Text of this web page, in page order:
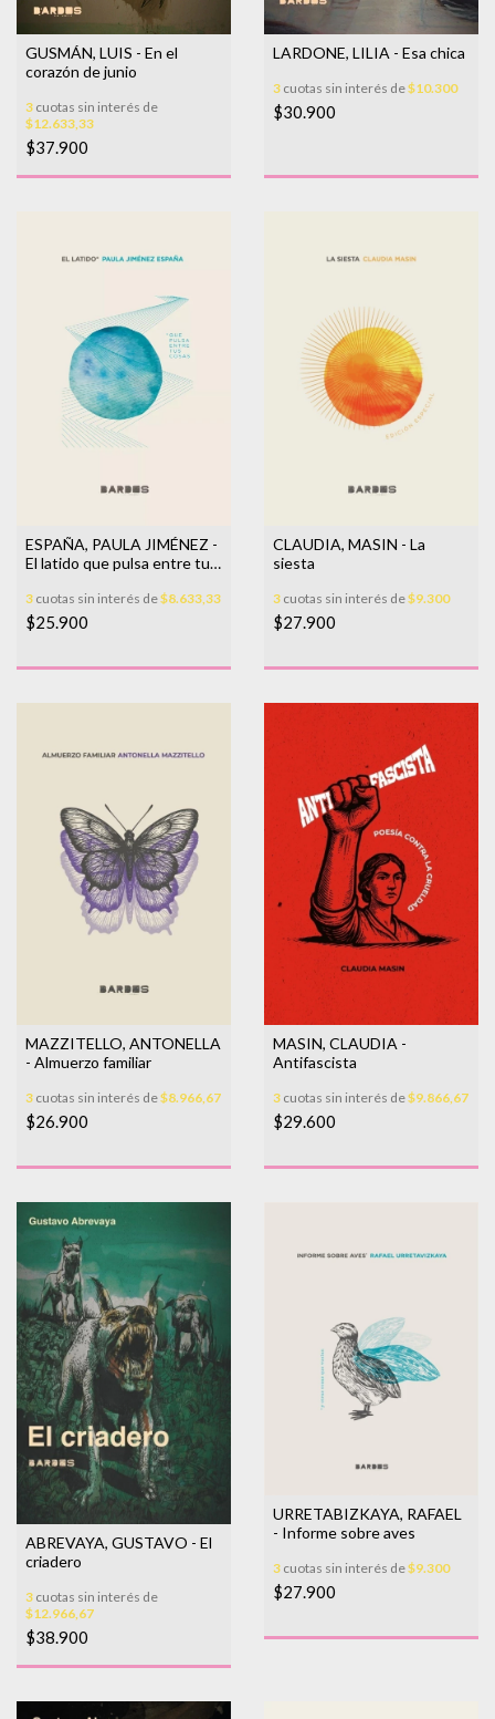
GUSMÁN, LUIS - En el
corazón de junio
3 cuotas sin interés de
$12.633,33
$37.900
LARDONE, LILIA - Esa chica
3 cuotas sin interés de$10.300
$30.900
ESPAÑA, PAULA JIMÉNEZ -
El latido que pulsa entre tus
3 cuotas sin interés de$8.633,33
$25.900
CLAUDIA, MASIN - La
siesta
3 cuotas sin interés de$9.300
$27.900
MAZZITELLO, ANTONELLA
- Almuerzo familiar
3 cuotas sin interés de$8.966,67
$26.900
MASIN, CLAUDIA -
Antifascista
3 cuotas sin interés de$9.866,67
$29.600
ABREVAYA, GUSTAVO - El
criadero
3 cuotas sin interés de
$12.966,67
$38.900
URRETABIZKAYA, RAFAEL
- Informe sobre aves
3 cuotas sin interés de$9.300
$27.900